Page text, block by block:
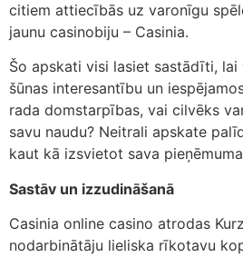
citiem attiecībās uz varonīgu
jaunu casinobiju – Casinia.
Šo apskati visi lasiet sastādīti, lai
šūnas interesantību un
rada domstarpības, vai cilvēks
savu naudu? Neitrali apskate
kaut kā izsvietot sava
Sastāv un izzudināšanā
Casinia online casino atrodas
nodarbinātāju lieliska rīkotavu